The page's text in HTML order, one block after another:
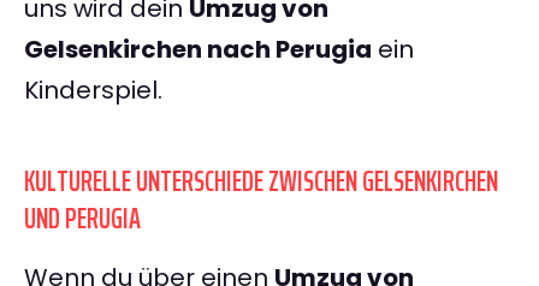
uns wird dein Umzug von
Gelsenkirchen nach Perugia ein
Kinderspiel.
KULTURELLE UNTERSCHIEDE ZWISCHEN GELSENKIRCHEN
UND PERUGIA
Wenn du über einen Umzug von